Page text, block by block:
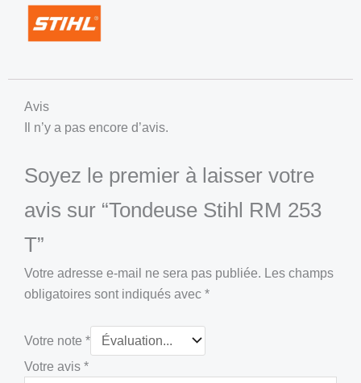
Avis
Il n’y a pas encore d’avis.
Soyez le premier à laisser votre
avis sur “Tondeuse Stihl RM 253
T”
Votre adresse e-mail ne sera pas publiée. Les champs
obligatoires sont indiqués avec *
Votre note *
Votre avis *